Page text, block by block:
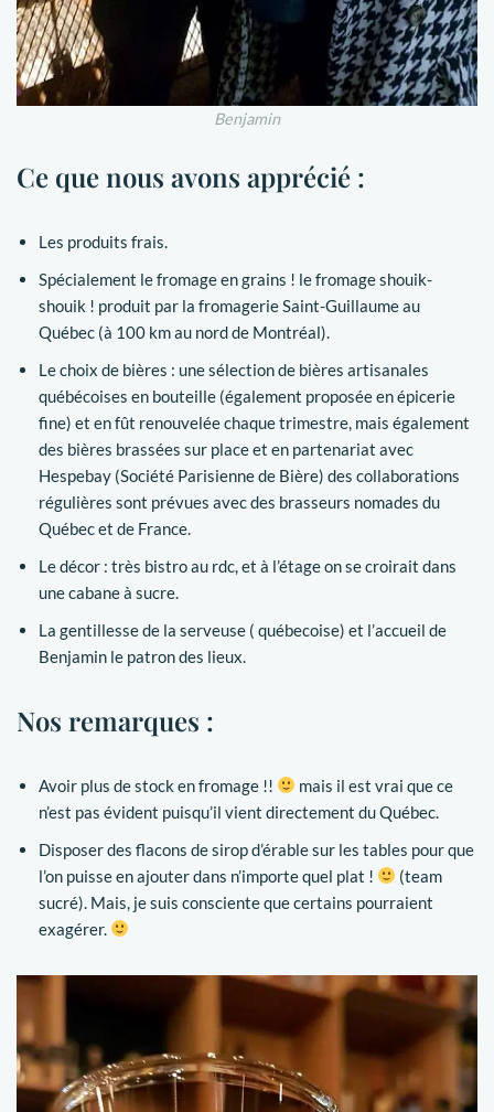
Benjamin
Ce que nous avons apprécié :
Les produits frais.
Spécialement le fromage en grains ! le fromage shouik-
shouik ! produit par la fromagerie Saint-Guillaume au
Québec (à 100 km au nord de Montréal).
Le choix de bières : une sélection de bières artisanales
québécoises en bouteille (également proposée en épicerie
fine) et en fût renouvelée chaque trimestre, mais également
des bières brassées sur place et en partenariat avec
Hespebay (Société Parisienne de Bière) des collaborations
régulières sont prévues avec des brasseurs nomades du
Québec et de France.
Le décor : très bistro au rdc, et à l’étage on se croirait dans
une cabane à sucre.
La gentillesse de la serveuse ( québecoise) et l’accueil de
Benjamin le patron des lieux.
Nos remarques :
Avoir plus de stock en fromage !!
mais il est vrai que ce
n’est pas évident puisqu’il vient directement du Québec.
Disposer des flacons de sirop d’érable sur les tables pour que
l’on puisse en ajouter dans n’importe quel plat !
(team
sucré). Mais, je suis consciente que certains pourraient
exagérer.